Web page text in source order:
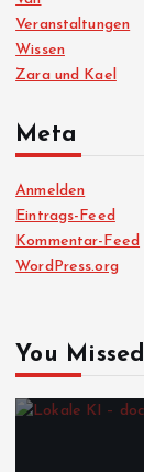
Veranstaltungen
Wissen
Zara und Kael
Meta
Anmelden
Eintrags-Feed
Kommentar-Feed
WordPress.org
You Missed